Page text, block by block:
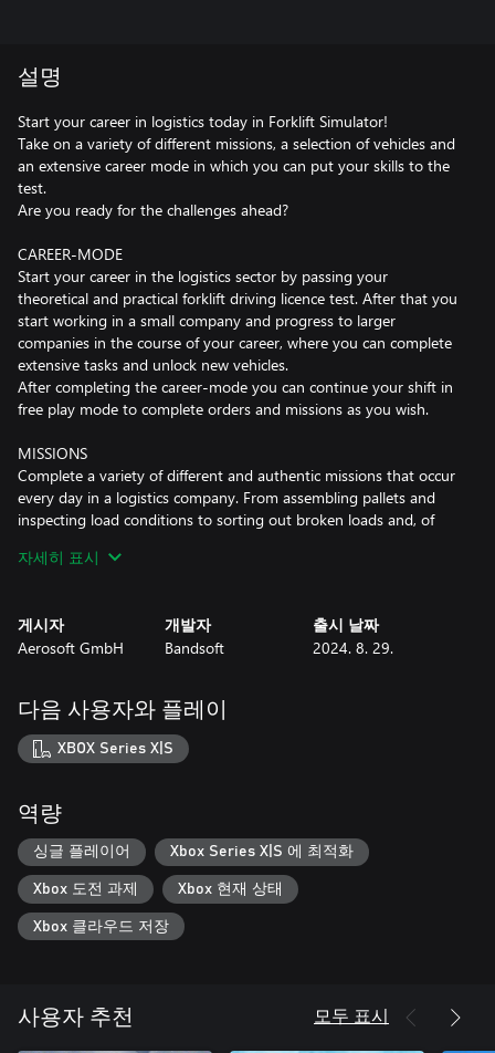
설명
Start your career in logistics today in Forklift Simulator!
Take on a variety of different missions, a selection of vehicles and
an extensive career mode in which you can put your skills to the
test.
Are you ready for the challenges ahead?
CAREER-MODE
Start your career in the logistics sector by passing your
theoretical and practical forklift driving licence test. After that you
start working in a small company and progress to larger
companies in the course of your career, where you can complete
extensive tasks and unlock new vehicles.
After completing the career-mode you can continue your shift in
free play mode to complete orders and missions as you wish.
MISSIONS
Complete a variety of different and authentic missions that occur
every day in a logistics company. From assembling pallets and
inspecting load conditions to sorting out broken loads and, of
waiting for you to take care of!
Unlock a range of vehicles in the course of the career mode,
including three different forklift trucks and an electric pallet truck.
자세히 표시
게시자
Aerosoft GmbH
개발자
Bandsoft
출시 날짜
2024. 8. 29.
다음 사용자와 플레이
XBOX Series X|S
역량
싱글 플레이어 Xbox Series X|S 에 최적화
Xbox 도전 과제 Xbox 현재 상태
Xbox 클라우드 저장
사용자 추천 모두 표시